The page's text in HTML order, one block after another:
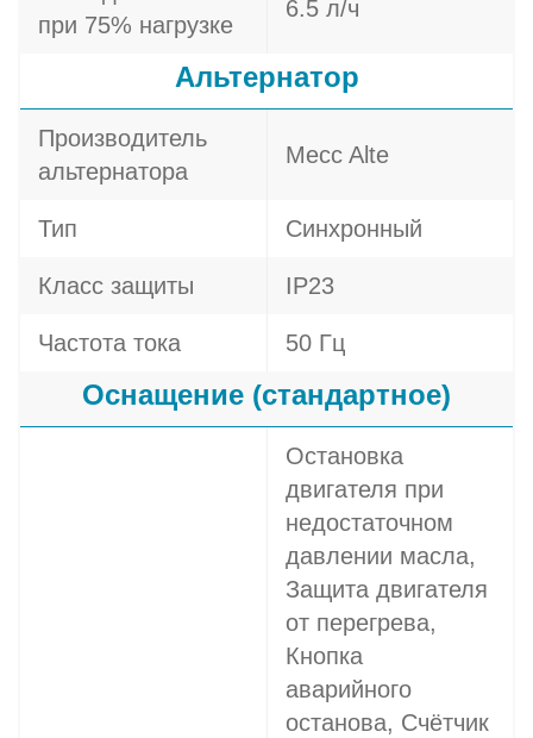
при 75% нагрузке
6.5 л/ч
Альтернатор
Производитель
альтернатора
Mecc Alte
Тип Синхронный
Класс защиты IP23
Частота тока 50 Гц
Оснащение (стандартное)
Остановка
двигателя при
недостаточном
давлении масла,
Защита двигателя
от перегрева,
Кнопка
аварийного
останова, Счётчик